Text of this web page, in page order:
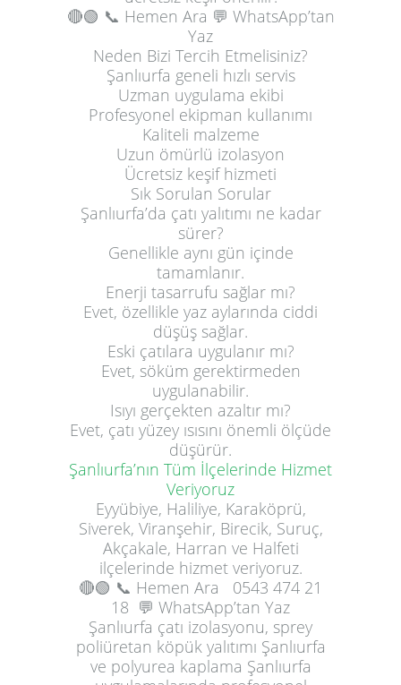
🔴🟢 📞 Hemen Ara 💬 WhatsApp’tan
Yaz
Neden Bizi Tercih Etmelisiniz?
Şanlıurfa geneli hızlı servis
Uzman uygulama ekibi
Profesyonel ekipman kullanımı
Kaliteli malzeme
Uzun ömürlü izolasyon
Ücretsiz keşif hizmeti
Sık Sorulan Sorular
Şanlıurfa’da çatı yalıtımı ne kadar
sürer?
Genellikle aynı gün içinde
tamamlanır.
Enerji tasarrufu sağlar mı?
Evet, özellikle yaz aylarında ciddi
düşüş sağlar.
Eski çatılara uygulanır mı?
Evet, söküm gerektirmeden
uygulanabilir.
Isıyı gerçekten azaltır mı?
Evet, çatı yüzey ısısını önemli ölçüde
düşürür.
Şanlıurfa’nın Tüm İlçelerinde Hizmet
Veriyoruz
Eyyübiye, Haliliye, Karaköprü,
Siverek, Viranşehir, Birecik, Suruç,
Akçakale, Harran ve Halfeti
ilçelerinde hizmet veriyoruz.
🔴🟢 📞 Hemen Ara
0543 474 21
18 💬 WhatsApp’tan Yaz
Şanlıurfa çatı izolasyonu, sprey
poliüretan köpük yalıtımı Şanlıurfa
ve polyurea kaplama Şanlıurfa